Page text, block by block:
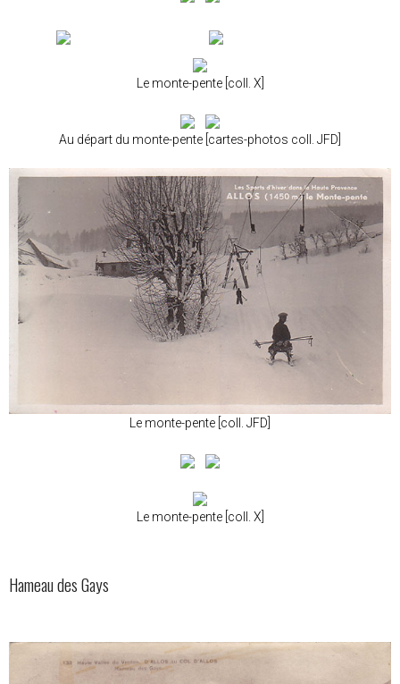
Le monte-pente [coll. X]
Au départ du monte-pente [cartes-photos coll. JFD]
Le monte-pente [coll. JFD]
Le monte-pente [coll. X]
Hameau des Gays